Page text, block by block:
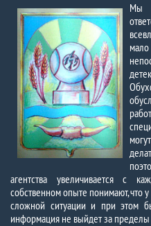
Мы
агентства увеличивается с
собственном опыте понимают, что
сложной ситуации и при этом
информация не выйдет за пределы